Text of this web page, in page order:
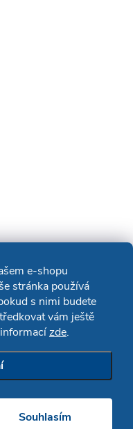
e-shopu
stránka používá
s nimi budete
vám ještě
zde.
Souhlasím